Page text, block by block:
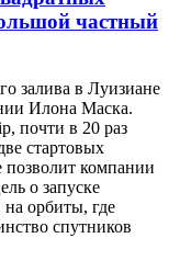
частный
залива в Луизиане
Илона Маска.
почти в 20 раз
стартовых
компании
о запуске
орбиты, где
спутников